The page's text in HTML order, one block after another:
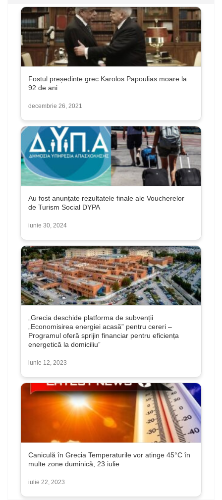
Fostul președinte grec Karolos Papoulias moare la
92 de ani
decembrie 26, 2021
Au fost anunțate rezultatele finale ale Voucherelor
de Turism Social DYPA
iunie 30, 2024
„Grecia deschide platforma de subvenții
„Economisirea energiei acasă” pentru cereri –
Programul oferă sprijin financiar pentru eficiența
energetică la domiciliu”
iunie 12, 2023
Caniculă în Grecia Temperaturile vor atinge 45°C în
multe zone duminică, 23 iulie
iulie 22, 2023